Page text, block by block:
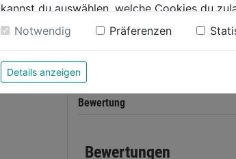
von
Sternen.
5
Bewertung
kannst du auswählen, welche Cookies du
Weitere Informationen findest du in unserer
Notwendig Präferenzen
Details anzeigen